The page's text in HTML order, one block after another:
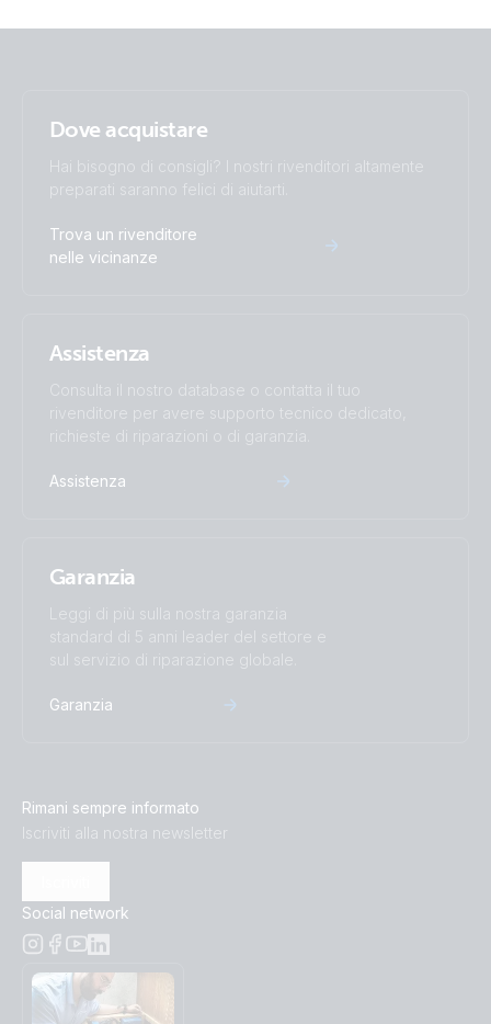
Dove acquistare
Hai bisogno di consigli? I nostri rivenditori altamente
preparati saranno felici di aiutarti.
Trova un rivenditore
nelle vicinanze
Assistenza
Consulta il nostro database o contatta il tuo
rivenditore per avere supporto tecnico dedicato,
richieste di riparazioni o di garanzia.
Assistenza
Garanzia
Leggi di più sulla nostra garanzia
standard di 5 anni leader del settore e
sul servizio di riparazione globale.
Garanzia
Rimani sempre informato
Iscriviti alla nostra newsletter
Social network